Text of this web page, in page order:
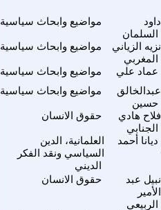
مواضيع وابحاث سياسية
داود
السلمان
مواضيع وابحاث سياسية
نزيه الزياني
المغربي
مواضيع وابحاث سياسية عماد علي
مواضيع وابحاث سياسية
عبدالخالق
حسين
حقوق الانسان
فلاح هادي
الجنابي
العلمانية، الدين
السياسي ونقد الفكر
الديني
ديانا أحمد
حقوق الانسان
نبيل عبد
الأمير
الربيعي